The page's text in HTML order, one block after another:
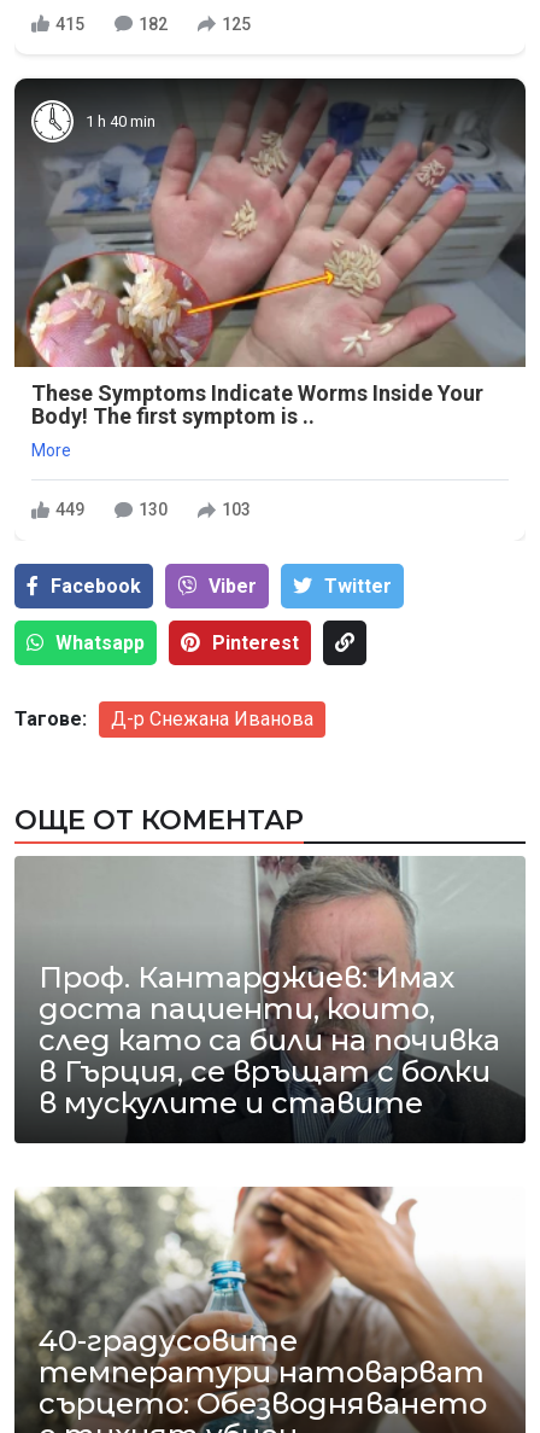
415 182 125
1 h 40 min
These Symptoms Indicate Worms Inside Your
Body! The first symptom is ..
More
449 130 103
Facebook Viber Тwitter
Whatsapp Pinterest
Тагове: Д-р Снежана Иванова
ОЩЕ ОТ КОМЕНТАР
Проф. Кантарджиев: Имах
доста пациенти, които,
след като са били на почивка
в Гърция, се връщат с болки
в мускулите и ставите
40-градусовите
температури натоварват
сърцето: Обезводняването